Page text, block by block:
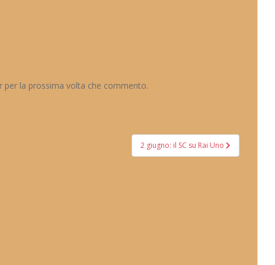
la prossima volta che commento.
2 giugno: il SC su Rai Uno